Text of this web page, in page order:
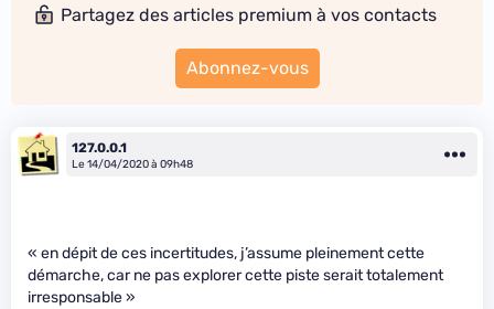
Partagez des articles premium à vos contacts
Abonnez-vous
127.0.0.1
Le 14/04/2020 à 09h48
« en dépit de ces incertitudes, j’assume pleinement cette
démarche, car ne pas explorer cette piste serait totalement
irresponsable »